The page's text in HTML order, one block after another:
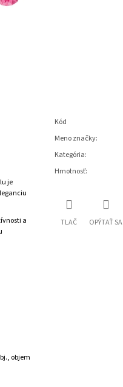
je
a
objem
Kód
Meno značky:
Kategória:
Hmotnosť:
TLAČ OPÝTAŤ SA